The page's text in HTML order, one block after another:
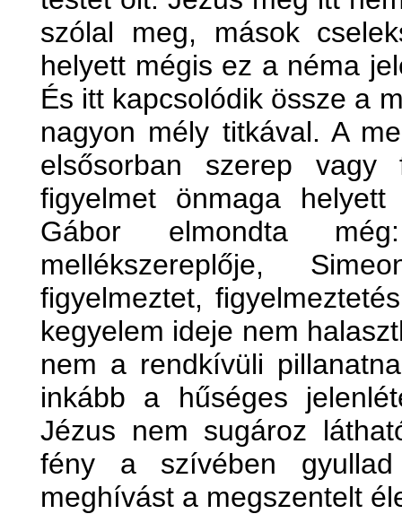
szólal meg, mások
helyett mégis ez a néma
És itt kapcsolódik össze a
nagyon mély titkával. A
elsősorban szerep
figyelmet önmaga
Gábor elmondta
mellékszereplője,
figyelmeztet,
kegyelem ideje nem
nem a rendkívüli
inkább a hűséges
Jézus nem sugároz
fény a szívében
meghívást a megszentelt